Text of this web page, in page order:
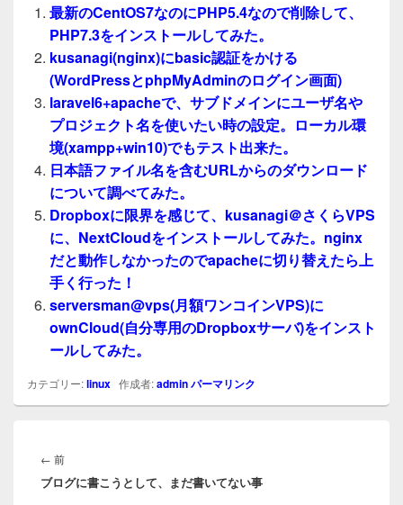
最新のCentOS7なのにPHP5.4なので削除して、
PHP7.3をインストールしてみた。
kusanagi(nginx)にbasic認証をかける
(WordPressとphpMyAdminのログイン画面)
laravel6+apacheで、サブドメインにユーザ名や
プロジェクト名を使いたい時の設定。ローカル環
境(xampp+win10)でもテスト出来た。
日本語ファイル名を含むURLからのダウンロード
について調べてみた。
Dropboxに限界を感じて、kusanagi＠さくらVPS
に、NextCloudをインストールしてみた。nginx
だと動作しなかったのでapacheに切り替えたら上
手く行った！
serversman@vps(月額ワンコインVPS)に
ownCloud(自分専用のDropboxサーバ)をインスト
ールしてみた。
カテゴリー:linux 作成者:adminパーマリンク
稿
ナ
← 前前
の
ブログに書こうとして、まだ書いてない事